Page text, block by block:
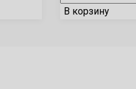
В корзину